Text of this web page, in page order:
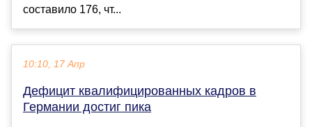
составило 176, чт...
10:10, 17 Апр
Дефицит квалифицированных кадров в
Германии достиг пика